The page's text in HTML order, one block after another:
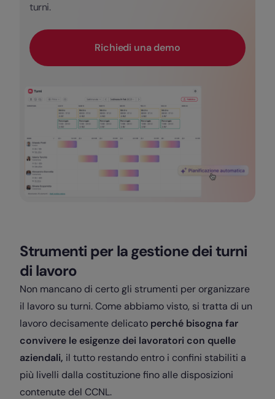
turni.
Richiedi una demo
Strumenti per la gestione dei turni
di lavoro
Non mancano di certo gli strumenti per organizzare
il lavoro su turni. Come abbiamo visto, si tratta di un
lavoro decisamente delicato perché bisogna far
convivere le esigenze dei lavoratori con quelle
aziendali, il tutto restando entro i confini stabiliti a
più livelli dalla costituzione fino alle disposizioni
contenute del CCNL.